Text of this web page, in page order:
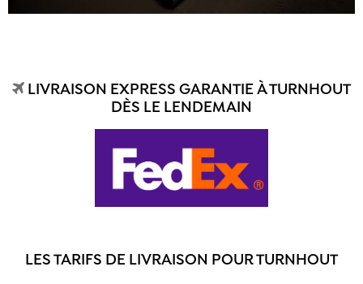
LIVRAISON EXPRESS GARANTIE À TURNHOUT
DÈS LE LENDEMAIN
LES TARIFS DE LIVRAISON POUR TURNHOUT